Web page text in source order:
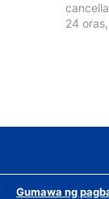
24
Gumawa ng